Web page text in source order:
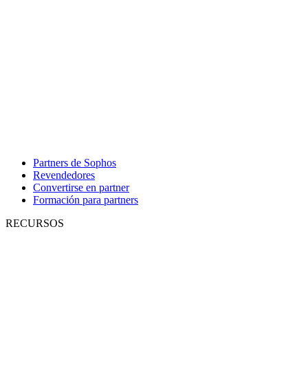
Partners de Sophos
Revendedores
Convertirse en partner
Formación para partners
RECURSOS